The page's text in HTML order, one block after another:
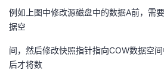
例如上图中修改源磁盘中的数据A前，需
据空
间，然后修改快照指针指向COW数据空
后才将数